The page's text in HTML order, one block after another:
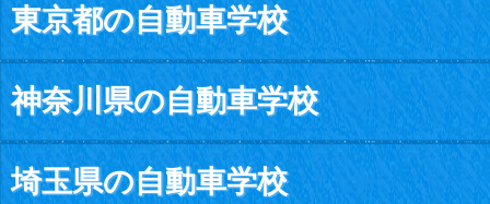
東京都の自動車学校
神奈川県の自動車学校
埼玉県の自動車学校